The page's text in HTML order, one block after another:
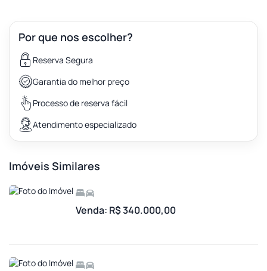
Por que nos escolher?
Reserva Segura
Garantia do melhor preço
Processo de reserva fácil
Atendimento especializado
Imóveis Similares
Venda: R$ 340.000,00